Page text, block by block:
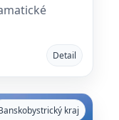
Detail
kraj